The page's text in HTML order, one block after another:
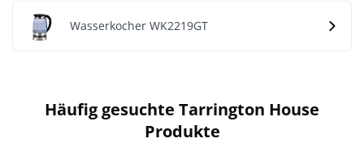
Wasserkocher WK2219GT
Häufig gesuchte Tarrington House
Produkte